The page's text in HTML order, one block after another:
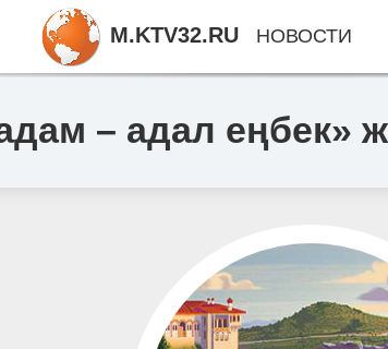
– адал еңбек»
M.KTV32.RU НОВОСТИ